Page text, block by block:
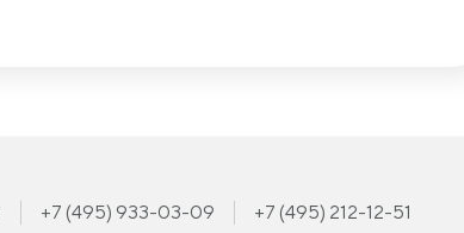
+7 (495) 933-03-09 +7 (495) 212-12-51